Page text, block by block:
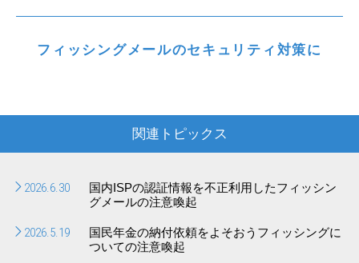
フィッシングメールのセキュリティ対策に
関連トピックス
2026.6.30
国内ISPの認証情報を不正利用したフィッシン
グメールの注意喚起
2026.5.19
国民年金の納付依頼をよそおうフィッシングに
ついての注意喚起